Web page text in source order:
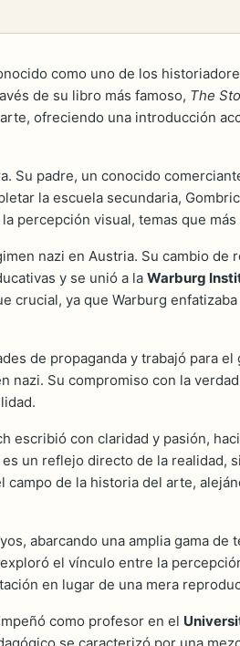
como uno de los
de su libro más famoso, The
ofreciendo una introducción
padre, un conocido
la escuela secundaria,
percepción visual, temas que
nazi en Austria. Su cambio
y se unió a la Warburg
ya que Warburg
de propaganda y trabajó para
Su compromiso con la
escribió con claridad y pasión,
un reflejo directo de la realidad,
de la historia del arte,
abarcando una amplia gama de
el vínculo entre la
en lugar de una mera
como profesor en el